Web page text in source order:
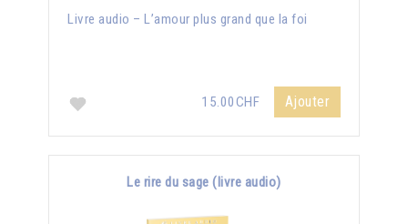
Livre audio – L’amour plus grand que la foi
15.00CHF Ajouter
Le rire du sage (livre audio)